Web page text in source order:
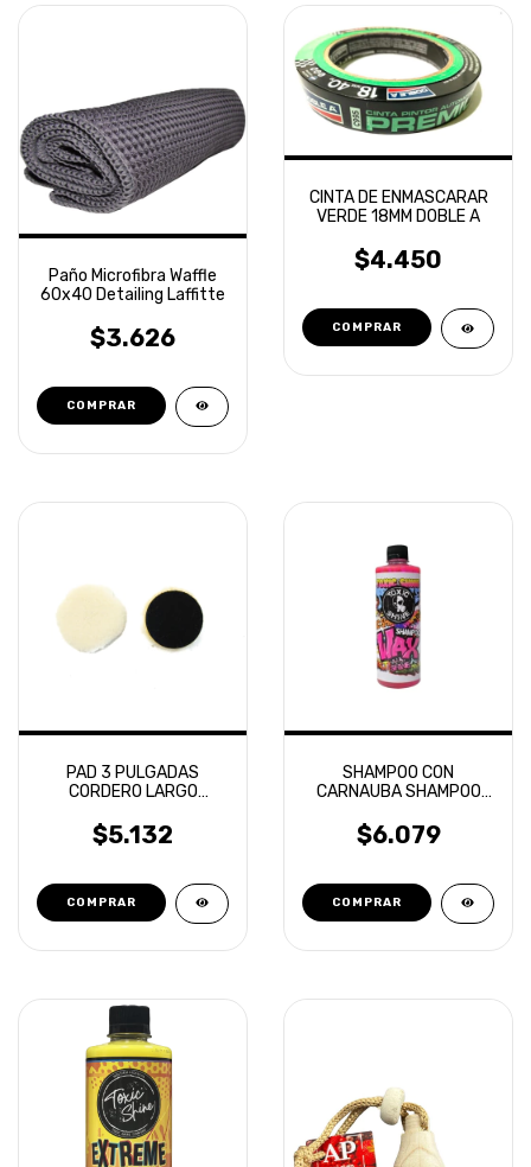
Paño Microfibra Waffle
60x40 Detailing Laffitte
$3.626
CINTA DE ENMASCARAR
VERDE 18MM DOBLE A
$4.450
PAD 3 PULGADAS
CORDERO LARGO
$5.132
SHAMPOO CON
CARNAUBA SHAMPOO
$6.079